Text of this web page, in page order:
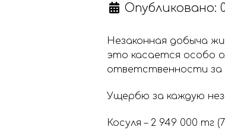
Опубликовано:
Незаконная добыча
это касается особо
ответственности за
Ущербю за каждую
Косуля – 2 949 000 тг